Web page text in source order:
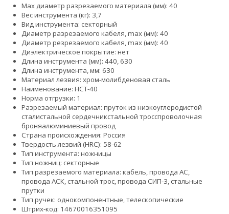
Max диаметр разрезаемого материала (мм): 40
Вес инструмента (кг): 3,7
Вид инструмента: секторный
Диаметр разрезаемого кабеля, max (мм): 40
Диаметр резрезаемого кабеля, max (мм): 40
Диэлектрическое покрытие: нет
Длина инструмента (мм): 440, 630
Длина инструмента, мм: 630
Материал лезвия: хром-молибденовая сталь
Наименование: НСТ-40
Норма отгрузки: 1
Разрезаемый материал: пруток из низкоуглеродистой
сталистальной сердечникстальной тросспроволочная
броняалюминиевый провод
Страна происхождения: Россия
Твердость лезвий (HRC): 58-62
Тип инструмента: ножницы
Тип ножниц: секторные
Тип разрезаемого материала: кабель, провода АС,
провода АСК, стальной трос, провода СИП-3, стальные
прутки
Тип ручек: однокомпонентные, телескопические
Штрих-код: 14670016351095